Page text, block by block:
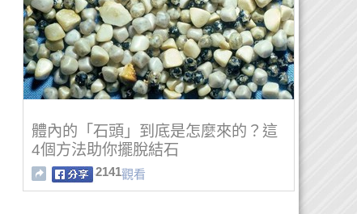
體內的「石頭」到底是怎麼來的？這
4個方法助你擺脫結石
2141觀看